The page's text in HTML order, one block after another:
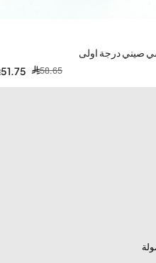
صيني درجة اولى
51.75
58.65